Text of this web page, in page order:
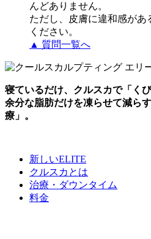
んどありません。
ただし、皮膚に違和感が
ください。
▲ 質問一覧へ
寝ているだけ、クルスカで「く
余分な脂肪だけを凍らせて減ら
療」。
新しいELITE
クルスカとは
治療・ダウンタイム
料金